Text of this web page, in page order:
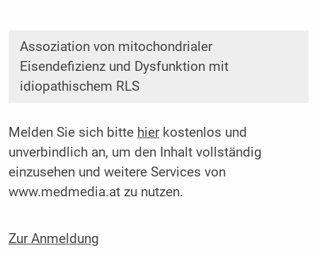
Assoziation von mitochondrialer
Eisendefizienz und Dysfunktion mit
idiopathischem RLS
Melden Sie sich bitte hierkostenlos und
unverbindlich an, um den Inhalt vollständig
einzusehen und weitere Services von
www.medmedia.at zu nutzen.
Zur Anmeldung